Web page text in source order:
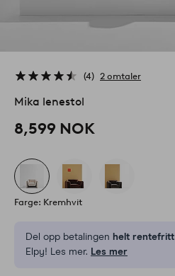
4 2 omtaler
Mika lenestol
8,599 NOK
Farge: Kremhvit
Del opp betalingen helt rentefritt
Elpy! Les mer. Les mer